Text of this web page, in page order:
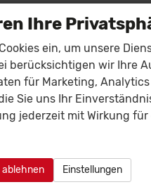
Tempomat mit
(ACC),
Park Distance
abblendend
Lichtsensor,
Ihre
ein, um unsere
berücksichtigen wir Ihre
für Marketing,
Sie uns Ihr
jederzeit mit Wirkung
ablehnen Einstellungen